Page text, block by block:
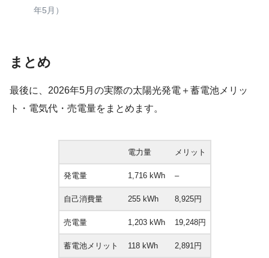
年5月）
まとめ
最後に、2026年5月の実際の太陽光発電＋蓄電池メリッ
ト・電気代・売電量をまとめます。
電力量 メリット
発電量 1,716 kWh –
自己消費量 255 kWh 8,925円
売電量 1,203 kWh 19,248円
蓄電池メリット 118 kWh 2,891円